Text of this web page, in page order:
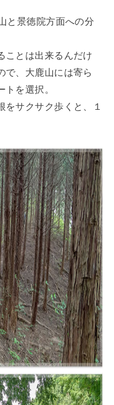
と景徳院方面への分
ことは出来るんだけ
で、大鹿山には寄ら
を選択。
サクサク歩くと、１